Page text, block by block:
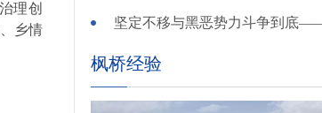
理创
乡情
枫桥经验